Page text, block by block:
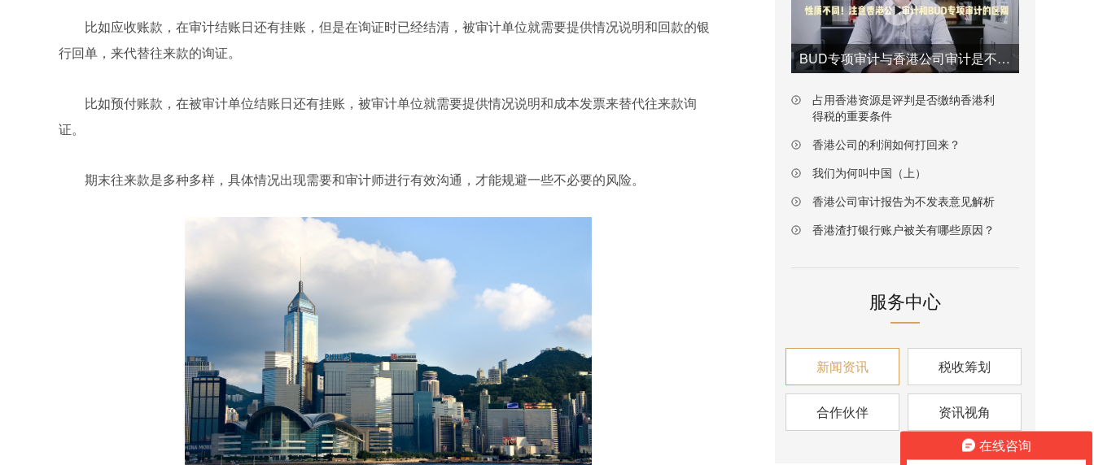
比如应收账款，在审计结账日还有挂账，但是在询证时已经结清，被审计单位就需要提供情况说明和回款的银
行回单，来代替往来款的询证。
比如预付账款，在被审计单位结账日还有挂账，被审计单位就需要提供情况说明和成本发票来替代往来款询
证。
期末往来款是多种多样，具体情况出现需要和审计师进行有效沟通，才能规避一些不必要的风险。
BUD专项审计与香港公司审计是不一样的
占用香港资源是评判是否缴纳香港利
得税的重要条件
香港公司的利润如何打回来？
我们为何叫中国（上）
香港公司审计报告为不发表意见解析
香港渣打银行账户被关有哪些原因？
服务中心
新闻资讯 税收筹划
合作伙伴 资讯视角
在线咨询